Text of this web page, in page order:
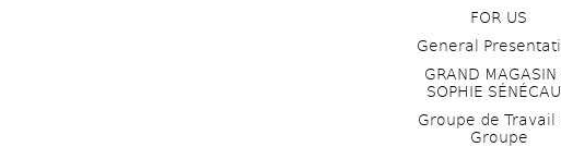
FOR US
General
GRAND MAGASIN
SOPHIE
Groupe de Travail
Groupe